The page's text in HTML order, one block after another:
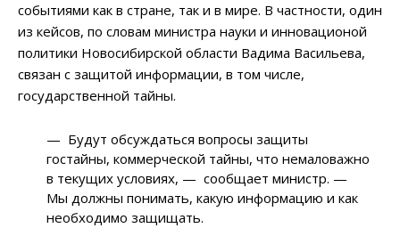
событиями как в стране, так и в мире. В частности, один
из кейсов, по словам министра науки и инновационой
политики Новосибирской области Вадима Васильева,
связан с защитой информации, в том числе,
государственной тайны.
— Будут обсуждаться вопросы защиты
гостайны, коммерческой тайны, что немаловажно
в текущих условиях, — сообщает министр. —
Мы должны понимать, какую информацию и как
необходимо защищать.